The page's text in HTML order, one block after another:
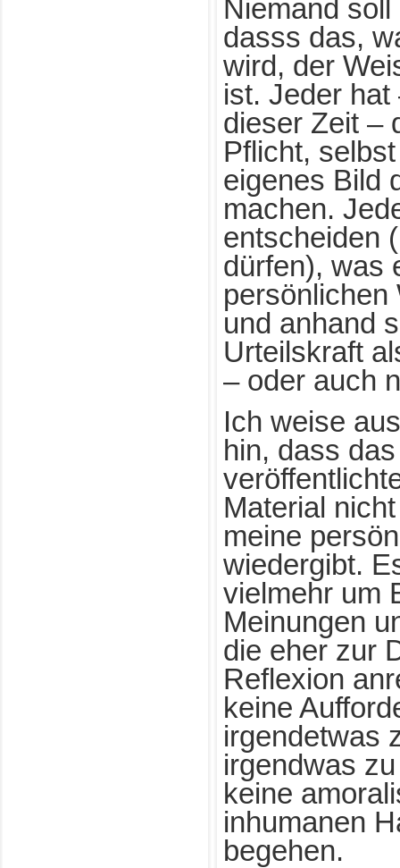
Niemand
dasss das,
wird, der
ist. Jeder
dieser Zeit –
Pflicht,
eigenes Bild
machen.
entscheiden
dürfen), was
persönlichen
und anhand
Urteilskraft
– oder auch
Ich weise
hin, dass
Material
meine
wiedergibt.
vielmehr um
Meinungen
die eher zur
Reflexion
keine
irgendetwas
irgendwas
keine
inhumanen
begehen.